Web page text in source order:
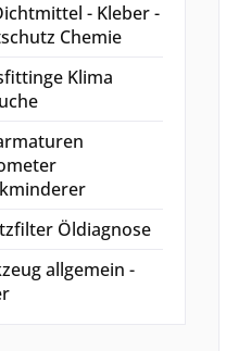
- Kleber -
Chemie
Klima
Öldiagnose
allgemein -